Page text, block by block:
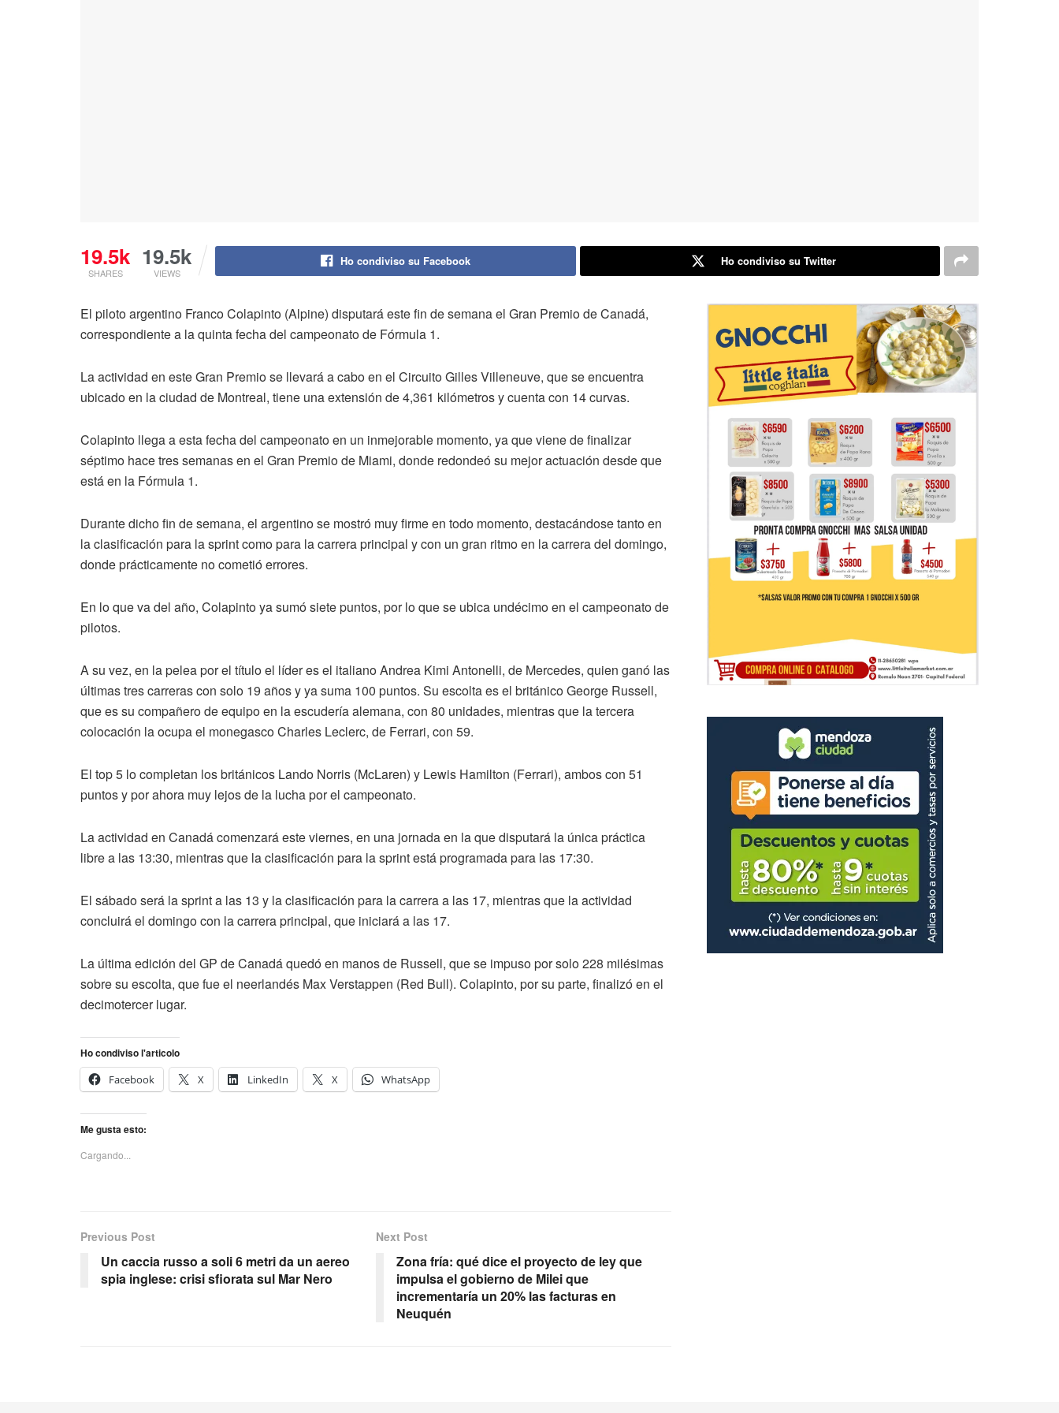
19.5k
SHARES
19.5k
VIEWS
Ho condiviso su Facebook Ho condiviso su Twitter
El piloto argentino Franco Colapinto (Alpine) disputará este fin de semana el Gran Premio de Canadá,
correspondiente a la quinta fecha del campeonato de Fórmula 1.
La actividad en este Gran Premio se llevará a cabo en el Circuito Gilles Villeneuve, que se encuentra
ubicado en la ciudad de Montreal, tiene una extensión de 4,361 kilómetros y cuenta con 14 curvas.
Colapinto llega a esta fecha del campeonato en un inmejorable momento, ya que viene de finalizar
séptimo hace tres semanas en el Gran Premio de Miami, donde redondeó su mejor actuación desde que
está en la Fórmula 1.
Durante dicho fin de semana, el argentino se mostró muy firme en todo momento, destacándose tanto en
la clasificación para la sprint como para la carrera principal y con un gran ritmo en la carrera del domingo,
donde prácticamente no cometió errores.
En lo que va del año, Colapinto ya sumó siete puntos, por lo que se ubica undécimo en el campeonato de
pilotos.
A su vez, en la pelea por el título el líder es el italiano Andrea Kimi Antonelli, de Mercedes, quien ganó las
últimas tres carreras con solo 19 años y ya suma 100 puntos. Su escolta es el británico George Russell,
que es su compañero de equipo en la escudería alemana, con 80 unidades, mientras que la tercera
colocación la ocupa el monegasco Charles Leclerc, de Ferrari, con 59.
El top 5 lo completan los británicos Lando Norris (McLaren) y Lewis Hamilton (Ferrari), ambos con 51
puntos y por ahora muy lejos de la lucha por el campeonato.
La actividad en Canadá comenzará este viernes, en una jornada en la que disputará la única práctica
libre a las 13:30, mientras que la clasificación para la sprint está programada para las 17:30.
El sábado será la sprint a las 13 y la clasificación para la carrera a las 17, mientras que la actividad
concluirá el domingo con la carrera principal, que iniciará a las 17.
La última edición del GP de Canadá quedó en manos de Russell, que se impuso por solo 228 milésimas
sobre su escolta, que fue el neerlandés Max Verstappen (Red Bull). Colapinto, por su parte, finalizó en el
decimotercer lugar.
Ho condiviso l'articolo
Facebook
X LinkedIn X WhatsApp
Me gusta esto:
Cargando...
Previous Post
Un caccia russo a soli 6 metri da un aereo
spia inglese: crisi sfiorata sul Mar Nero
Next Post
Zona fría: qué dice el proyecto de ley que
impulsa el gobierno de Milei que
incrementaría un 20% las facturas en
Neuquén